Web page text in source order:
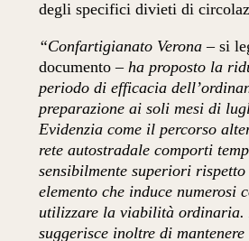
degli specifici divieti di
“Confartigianato Verona –si
documento– ha proposto la
periodo di efficacia
preparazione ai soli mesi di
Evidenzia come il percorso
rete autostradale comporti
sensibilmente superiori
elemento che induce numerosi
utilizzare la viabilità ordinaria.
suggerisce inoltre di